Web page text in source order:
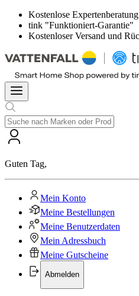
Kostenlose Expertenberatung
tink "Funktioniert-Garantie"
Kostenloser Versand und
Guten Tag,
Mein Konto
Meine Bestellungen
Meine Benutzerdaten
Mein Adressbuch
Meine Gutscheine
Abmelden